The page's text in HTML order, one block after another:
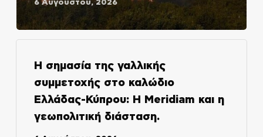
6 Αυγούστου, 2026
Η σημασία της γαλλικής
συμμετοχής στο καλώδιο
Ελλάδας-Κύπρου: Η Meridiam και η
γεωπολιτική διάσταση.